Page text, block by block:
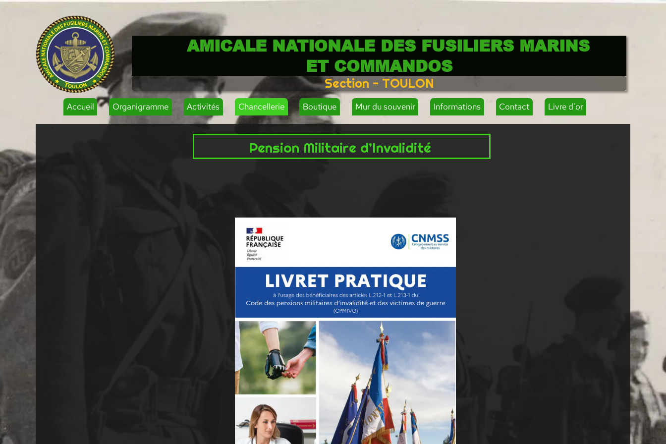
AMICALE NATIONALE DES FUSILIERS MARINS
ET COMMANDOS
Section - TOULON
Accueil Organigramme Activités Chancellerie Boutique Mur du souvenir Informations Contact Livre d'or
Pension Militaire d’Invalidité